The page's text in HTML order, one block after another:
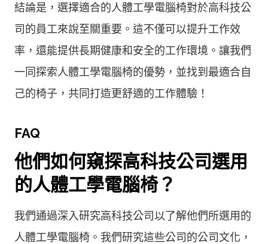
結論是，選擇適合的人體工學電腦椅對於高科技公
司的員工來說至關重要。這不僅可以提升工作效
率，還能提供長期健康和安全的工作環境。讓我們
一同探索人體工學電腦椅的優勢，並找到最適合自
己的椅子，共同打造更舒適的工作體驗！
FAQ
他們如何窺探高科技公司選用
的人體工學電腦椅？
我們通過深入研究高科技公司以了解他們所選用的
人體工學電腦椅。我們研究這些公司的公司文化，